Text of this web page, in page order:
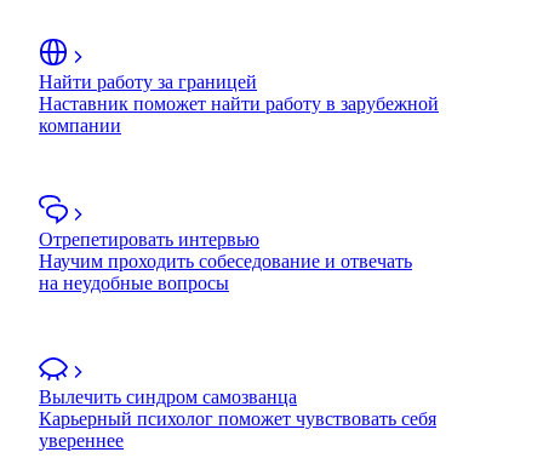
Найти работу за границей
Наставник поможет найти работу в зарубежной
компании
Отрепетировать интервью
Научим проходить собеседование и отвечать
на неудобные вопросы
Вылечить синдром самозванца
Карьерный психолог поможет чувствовать себя
увереннее